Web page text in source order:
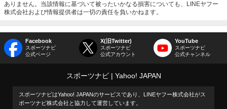
ありません。当該情報に基づいて被ったいかなる損害についても、LINEヤフー
株式会社および情報提供者は一切の責任を負いかねます。
Facebook
スポーツナビ
公式ページ
X(旧Twitter)
スポーツナビ
公式アカウント
YouTube
スポーツナビ
公式チャンネル
スポーツナビ Yahoo! JAPAN
スポーツナビはYahoo! JAPANのサービスであり、LINEヤフー株式会社がス
ポーツナビ株式会社と協力して運営しています。